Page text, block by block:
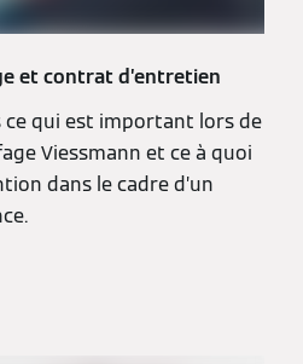
et contrat d’entretien
ce qui est important lors de
Viessmann et ce à quoi
dans le cadre d’un